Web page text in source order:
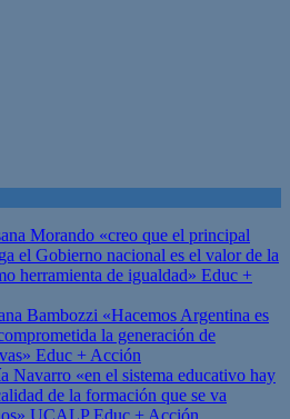
Morando «creo que el principal
el Gobierno nacional es el valor de la
herramienta de igualdad» Educ +
Bambozzi «Hacemos Argentina es
la generación de
Educ + Acción
Navarro «en el sistema educativo hay
de la formación que se va
UCALPEduc + Acción